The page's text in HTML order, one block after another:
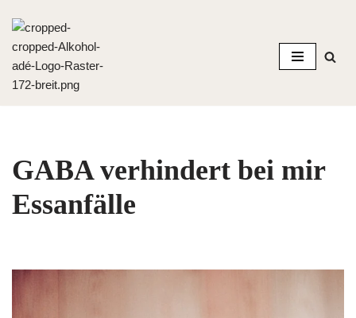
Zum
Inhalt
springen
GABA verhindert bei mir
Essanfälle